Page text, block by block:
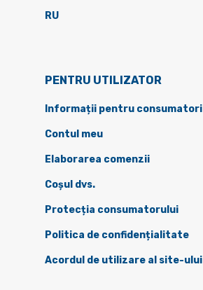
RU
PENTRU UTILIZATOR
Informații pentru consumatori
Contul meu
Elaborarea comenzii
Coșul dvs.
Protecția consumatorului
Politica de confidențialitate
Acordul de utilizare al site-ului